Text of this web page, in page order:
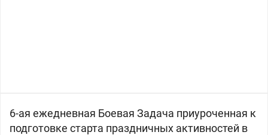
6-ая ежедневная Боевая Задача приуроченная к
подготовке старта праздничных активностей в